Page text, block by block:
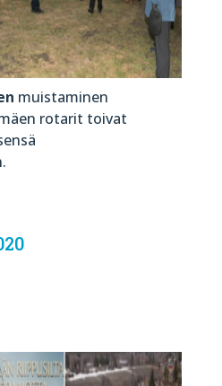
muistaminen
rotarit toivat